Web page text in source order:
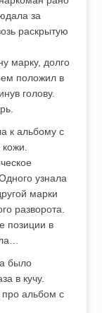
за
раскрытую
марку, долго
положил в
голову.
к альбому с
узнала
марки
разворота.
позиции в
было
в кучу.
про альбом с